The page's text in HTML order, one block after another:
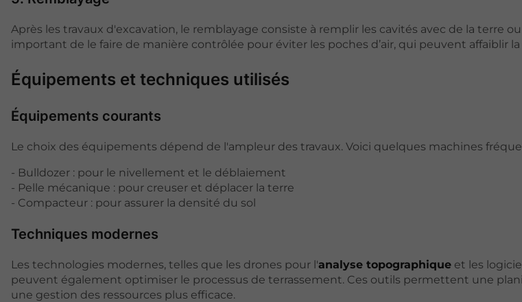
Après les travaux d'excavation, le remblayage consiste à remplir les cavités avec de la terre
important de le faire de manière contrôlée pour éviter les poches d’air, qui peuvent affaiblir
Équipements et techniques utilisés
Équipements courants
Le choix des équipements dépend de l'ampleur des travaux. Voici quelques machines
- Bulldozer : pour le nivellement et le déblaiement
- Pelle mécanique : pour creuser et déplacer la terre
- Compacteur : pour assurer la densité du sol
Techniques modernes
Les technologies modernes, telles que les drones pour l'analyse topographique et les
peuvent également optimiser le processus de terrassement. Ces outils permettent une
une gestion des ressources plus efficace.